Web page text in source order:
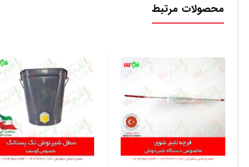
محصولات مرتبط